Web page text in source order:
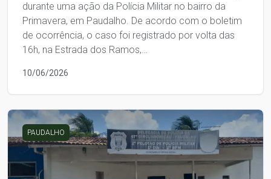
durante uma ação da Polícia Militar no bairro da
Primavera, em Paudalho. De acordo com o boletim
de ocorrência, o caso foi registrado por volta das
16h, na Estrada dos Ramos,…
10/06/2026
PAUDALHO